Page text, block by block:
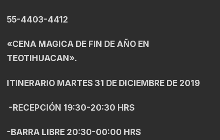
55-4403-4412
«CENA MAGICA DE FIN DE AÑO EN
TEOTIHUACAN».
ITINERARIO MARTES 31 DE DICIEMBRE DE 2019
-RECEPCIÓN 19:30-20:30 HRS
-BARRA LIBRE 20:30-00:00 HRS